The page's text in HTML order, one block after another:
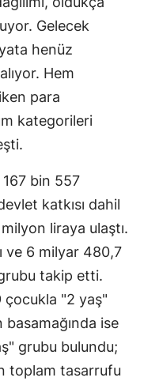
Gelecek
henüz
Hem
para
kategorileri
167 bin 557
katkısı dahil
liraya ulaştı.
ve 6 milyar 480,7
takip etti.
çocukla "2 yaş"
ise
grubu bulundu;
toplam tasarrufu